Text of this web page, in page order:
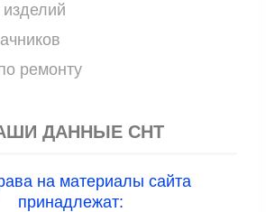
ремонту
ДАННЫЕ СНТ
на материалы сайта
принадлежат: